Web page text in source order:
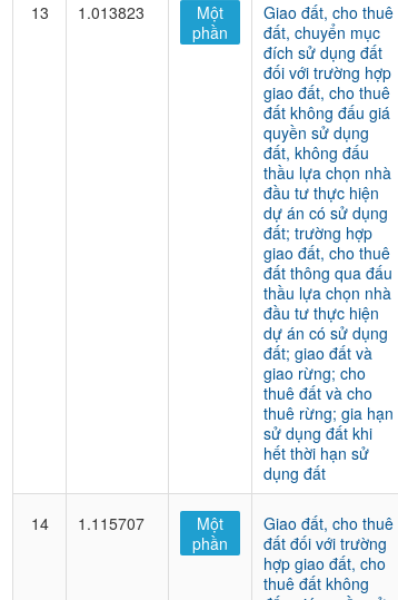
13 1.013823
Một
phần
Giao đất, cho thuê
đất, chuyển mục
đích sử dụng đất
đối với trường hợp
giao đất, cho thuê
đất không đấu giá
quyền sử dụng
đất, không đấu
thầu lựa chọn nhà
đầu tư thực hiện
dự án có sử dụng
đất; trường hợp
giao đất, cho thuê
đất thông qua đấu
thầu lựa chọn nhà
đầu tư thực hiện
dự án có sử dụng
đất; giao đất và
giao rừng; cho
thuê đất và cho
thuê rừng; gia hạn
sử dụng đất khi
hết thời hạn sử
dụng đất
14 1.115707
Một
phần
Giao đất, cho thuê
đất đối với trường
hợp giao đất, cho
thuê đất không